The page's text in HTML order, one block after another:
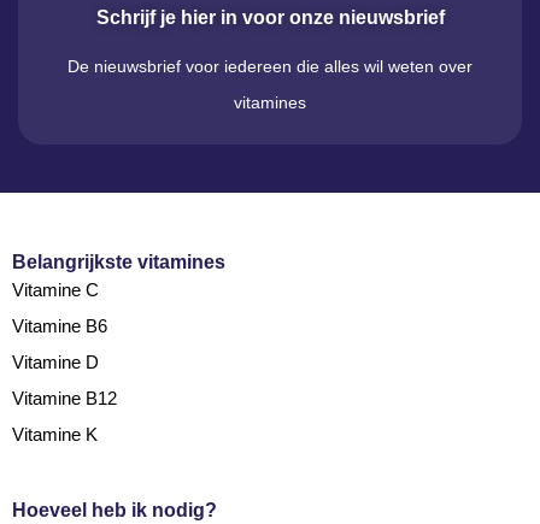
Schrijf je hier in voor onze nieuwsbrief
De nieuwsbrief voor iedereen die alles wil weten over
vitamines
Belangrijkste vitamines
Vitamine C
Vitamine B6
Vitamine D
Vitamine B12
Vitamine K
Hoeveel heb ik nodig?